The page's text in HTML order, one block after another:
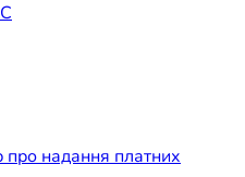
про надання платних